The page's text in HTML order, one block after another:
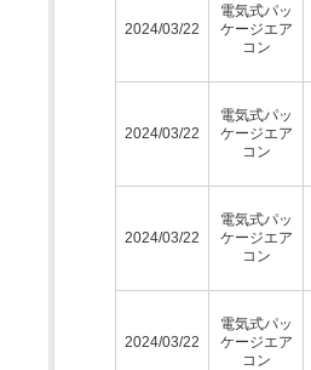
2024/03/22
電気式パッ
ケージエア
コン
2024/03/22
電気式パッ
ケージエア
コン
2024/03/22
電気式パッ
ケージエア
コン
2024/03/22
電気式パッ
ケージエア
コン